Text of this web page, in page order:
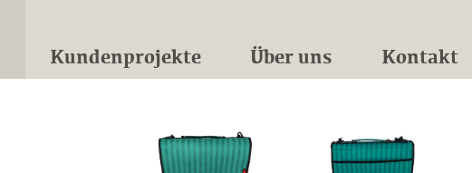
Kundenprojekte Über uns Kontakt